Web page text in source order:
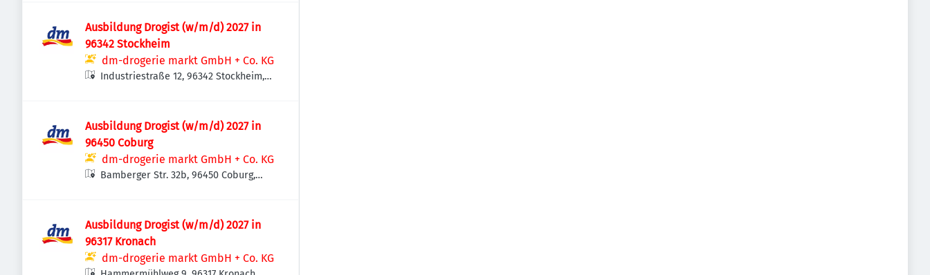
Ausbildung Drogist (w/m/d) 2027 in
96342 Stockheim
dm-drogerie markt GmbH + Co. KG
Industriestraße 12, 96342 Stockheim,
Ausbildung Drogist (w/m/d) 2027 in
96450 Coburg
dm-drogerie markt GmbH + Co. KG
Bamberger Str. 32b, 96450 Coburg,
Ausbildung Drogist (w/m/d) 2027 in
96317 Kronach
dm-drogerie markt GmbH + Co. KG